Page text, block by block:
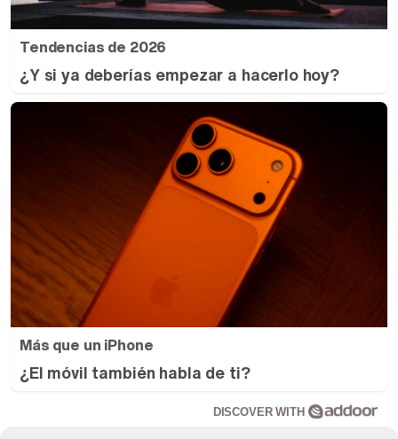
Tendencias de 2026
¿Y si ya deberías empezar a hacerlo hoy?
Más que un iPhone
¿El móvil también habla de ti?
DISCOVER WITH